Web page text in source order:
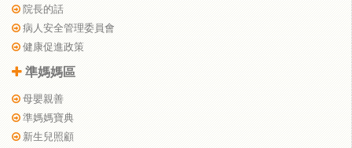
院長的話
病人安全管理委員會
健康促進政策
準媽媽區
母嬰親善
準媽媽寶典
新生兒照顧